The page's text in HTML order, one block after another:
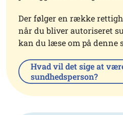
Der følger en række
når du bliver autoriseret
kan du læse om på denne
Hvad vil det sige at
sundhedsperson?